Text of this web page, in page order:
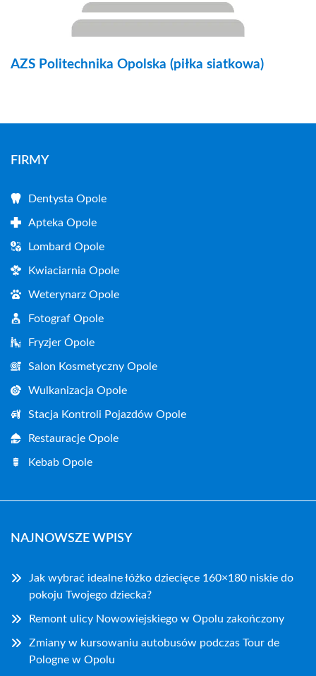
AZS Politechnika Opolska (piłka siatkowa)
FIRMY
Dentysta Opole
Apteka Opole
Lombard Opole
Kwiaciarnia Opole
Weterynarz Opole
Fotograf Opole
Fryzjer Opole
Salon Kosmetyczny Opole
Wulkanizacja Opole
Stacja Kontroli Pojazdów Opole
Restauracje Opole
Kebab Opole
NAJNOWSZE WPISY
Jak wybrać idealne łóżko dziecięce 160×180 niskie do
pokoju Twojego dziecka?
Remont ulicy Nowowiejskiego w Opolu zakończony
Zmiany w kursowaniu autobusów podczas Tour de
Pologne w Opolu